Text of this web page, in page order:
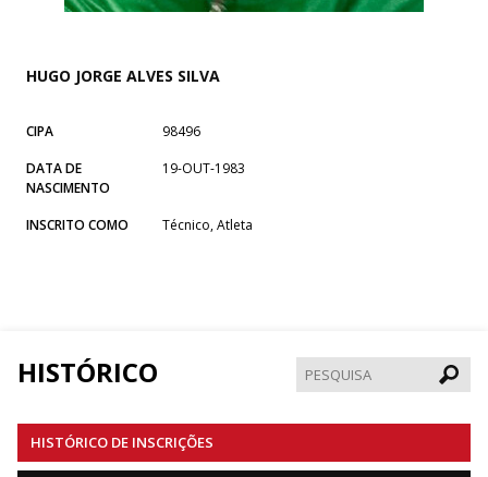
HUGO JORGE ALVES SILVA
CIPA
98496
DATA DE
NASCIMENTO
19-OUT-1983
INSCRITO COMO Técnico, Atleta
HISTÓRICO
HISTÓRICO DE INSCRIÇÕES